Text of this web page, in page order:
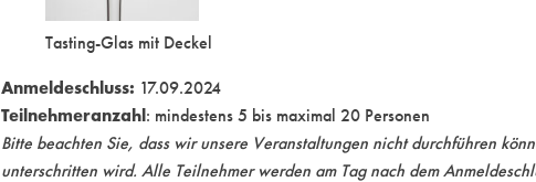
Tasting-Glas mit Deckel
Anmeldeschluss: 17.09.2024
Teilnehmeranzahl: mindestens 5 bis maximal 20 Personen
Bitte beachten Sie, dass wir unsere Veranstaltungen nicht durchführen
unterschritten wird. Alle Teilnehmer werden am Tag nach dem